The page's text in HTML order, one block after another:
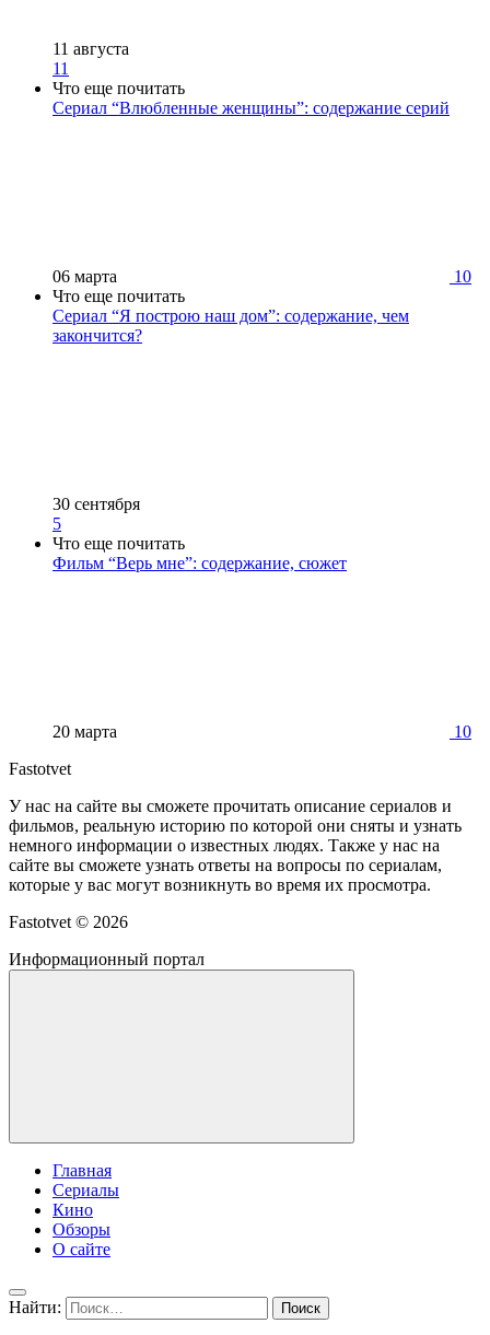
11 августа
11
Что еще почитать
Сериал “Влюбленные женщины”: содержание серий
06 марта
10
Что еще почитать
Сериал “Я построю наш дом”: содержание, чем
закончится?
30 сентября
5
Что еще почитать
Фильм “Верь мне”: содержание, сюжет
20 марта
10
Fastotvet
У нас на сайте вы сможете прочитать описание сериалов и
фильмов, реальную историю по которой они сняты и узнать
немного информации о известных людях. Также у нас на
сайте вы сможете узнать ответы на вопросы по сериалам,
которые у вас могут возникнуть во время их просмотра.
Fastotvet © 2026
Информационный портал
Главная
Сериалы
Кино
Обзоры
О сайте
Найти: